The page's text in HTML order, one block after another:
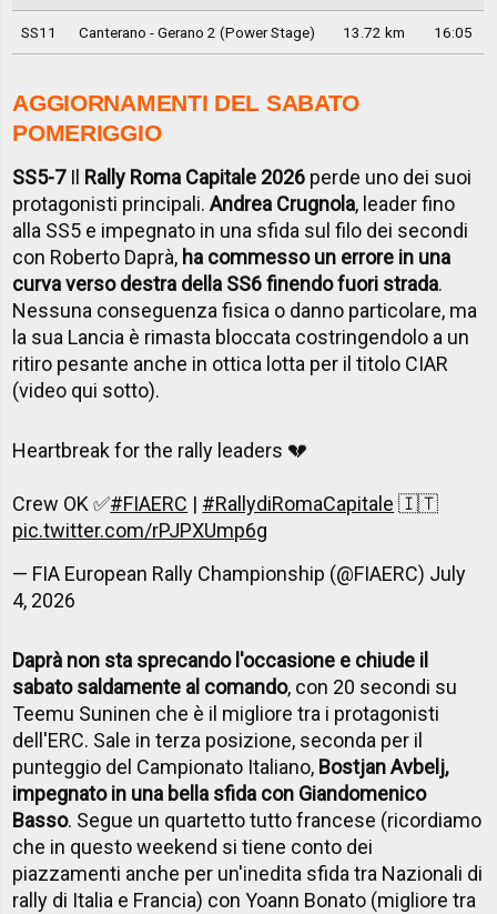
SS11 Canterano - Gerano 2 (Power Stage) 13.72 km 16:05
AGGIORNAMENTI DEL SABATO
POMERIGGIO
SS5-7Il Rally Roma Capitale 2026 perde uno dei suoi
protagonisti principali.Andrea Crugnola, leader fino
alla SS5 e impegnato in una sfida sul filo dei secondi
con Roberto Daprà, ha commesso un errore in una
curva verso destra della SS6 finendo fuori strada.
Nessuna conseguenza fisica o danno particolare, ma
la sua Lancia è rimasta bloccata costringendolo a un
ritiro pesante anche in ottica lotta per il titolo CIAR
(video qui sotto).
Heartbreak for the rally leaders 💔
Crew OK ✅#FIAERC | #RallydiRomaCapitale 🇮🇹
pic.twitter.com/rPJPXUmp6g
— FIA European Rally Championship (@FIAERC) July
4, 2026
Daprà non sta sprecando l'occasione e chiude il
sabato saldamente al comando, con 20 secondi su
Teemu Suninen che è il migliore tra i protagonisti
dell'ERC. Sale in terza posizione, seconda per il
punteggio del Campionato Italiano, Bostjan Avbelj,
impegnato in una bella sfida con Giandomenico
Basso. Segue un quartetto tutto francese (ricordiamo
che in questo weekend si tiene conto dei
piazzamenti anche per un'inedita sfida tra Nazionali di
rally di Italia e Francia) con Yoann Bonato (migliore tra